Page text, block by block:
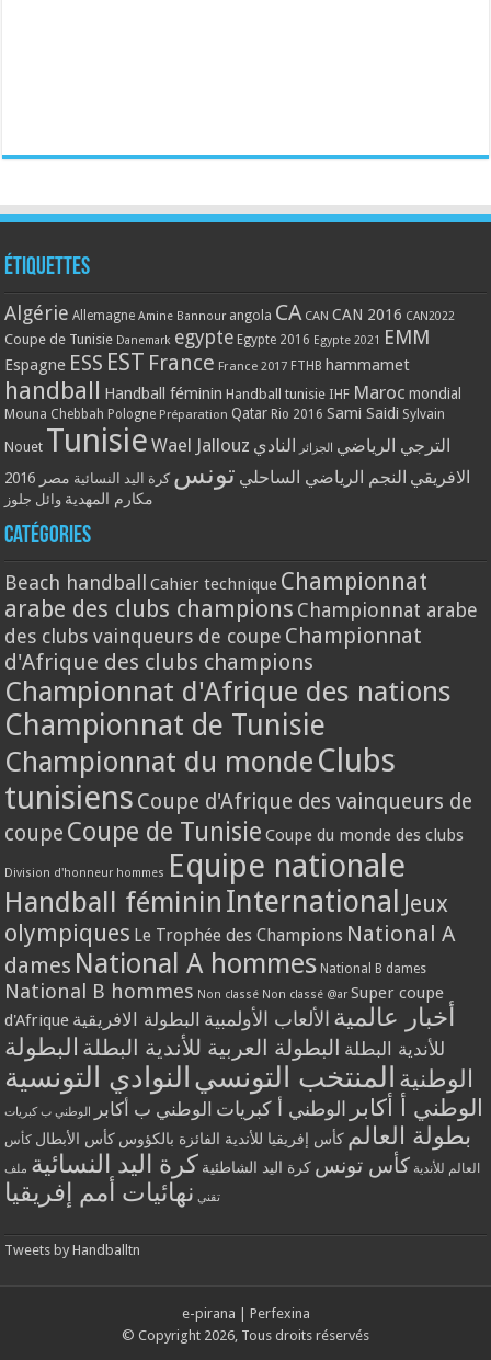
Étiquettes
Algérie Allemagne Amine Bannour angola CA CAN CAN 2016 CAN2022
Coupe de Tunisie Danemark egypte Egypte 2016 Egypte 2021 EMM
Espagne ESS EST France France 2017 FTHB hammamet
handball Handball féminin Handball tunisie IHF Maroc mondial
Mouna Chebbah Pologne Préparation Qatar Rio 2016 Sami Saidi Sylvain
Nouet Tunisie Wael Jallouz الترجي الرياضي الجزائر النادي
الافريقي النجم الرياضي الساحلي تونس كرة اليد النسائية مصر 2016
مكارم المهدية وائل جلوز
Catégories
Beach handball Cahier technique Championnat
arabe des clubs champions Championnat arabe
des clubs vainqueurs de coupe Championnat
d'Afrique des clubs champions
Championnat d'Afrique des nations
Championnat de Tunisie
Championnat du monde Clubs
tunisiens Coupe d'Afrique des vainqueurs de
coupe Coupe de Tunisie Coupe du monde des clubs
Division d'honneur hommes Equipe nationale
Handball féminin International Jeux
olympiques Le Trophée des Champions National A
dames National A hommes National B dames
National B hommes Non classé Non classé @ar Super coupe
d'Afrique
أخبار عالمية الألعاب الأولمبية البطولة الافريقية
للأندية البطلة البطولة العربية للأندية البطلة البطولة
الوطنية المنتخب التونسي النوادي التونسية
الوطني أ أكابر الوطني أ كبريات الوطني ب أكابر الوطني ب كبريات
بطولة العالم كأس إفريقيا للأندية الفائزة بالكؤوس كأس الأبطال كأس
العالم للأندية كأس تونس كرة اليد الشاطئية كرة اليد النسائية ملف
تقني نهائيات أمم إفريقيا
Tweets by Handballtn
e-pirana
Perfexina
© Copyright 2026, Tous droits réservés